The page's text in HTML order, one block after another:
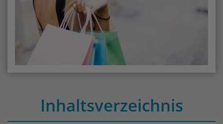
Inhaltsverzeichnis